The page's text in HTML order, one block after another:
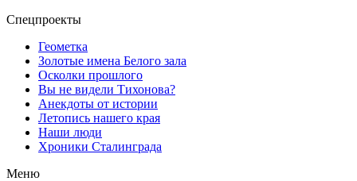
Спецпроекты
Геометка
Золотые имена Белого зала
Осколки прошлого
Вы не видели Тихонова?
Анекдоты от истории
Летопись нашего края
Наши люди
Хроники Сталинграда
Меню